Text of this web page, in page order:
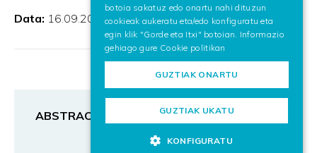
Data: 16.09.2020
ABSTRACT
botoia sakatuz edo onartu nahi dituzun
cookieak aukeratu eta/edo konfiguratu eta
egin klik "Gorde eta Itxi" botoian. Informazio
gehiago gure Cookie politikan
GUZTIAK ONARTU
GUZTIAK UKATU
KONFIGURATU